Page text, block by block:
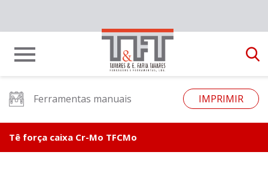
Ferramentas manuais IMPRIMIR
Tê força caixa Cr-Mo TFCMo